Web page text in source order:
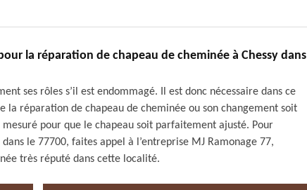
la réparation de chapeau de cheminée à Chessy dans
ses rôles s’il est endommagé. Il est donc nécessaire dans ce
réparation de chapeau de cheminée ou son changement soit
pour que le chapeau soit parfaitement ajusté. Pour
le 77700, faites appel à l’entreprise MJ Ramonage 77,
très réputé dans cette localité.